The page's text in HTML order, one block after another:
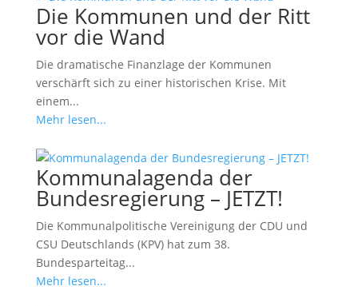
Die Kommunen und der Ritt
vor die Wand
Die dramatische Finanzlage der Kommunen
verschärft sich zu einer historischen Krise. Mit
einem...
Mehr lesen...
Kommunalagenda der
Bundesregierung – JETZT!
Die Kommunalpolitische Vereinigung der CDU und
CSU Deutschlands (KPV) hat zum 38.
Bundesparteitag...
Mehr lesen...